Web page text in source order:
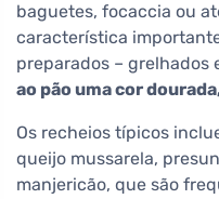
baguetes, focaccia ou
característica
preparados – grelhados
ao pão uma cor
Os recheios típicos
queijo mussarela,
manjericão, que são